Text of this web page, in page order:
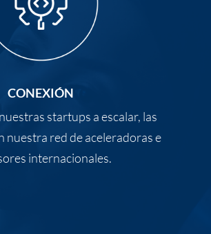
CONEXIÓN
startups a escalar, las
nuestra red de aceleradoras e
internacionales.